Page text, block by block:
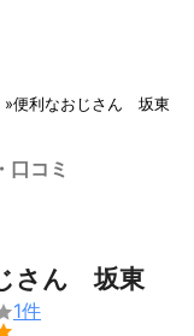
»便利なおじさん 坂東
コミ
さん 坂東
1件